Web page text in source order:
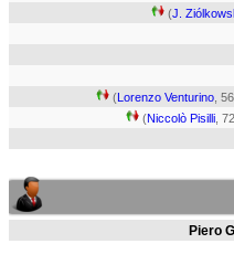
(J.
(Lorenzo Venturino ,
(Niccolò Pisilli ,
Piero